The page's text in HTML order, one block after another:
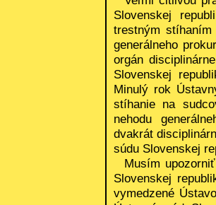
Slovenskej
trestným
generálneho
orgán
Slovenskej
Minulý rok
stíhanie na
nehodu
dvakrát
súdu Slovenskej
Musím
Slovenskej
vymedzené